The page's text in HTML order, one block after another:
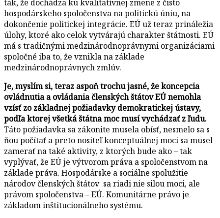
tak, že dochádza ku kvalitatívnej zmene z čisto
hospodárskeho spoločenstva na politickú úniu, na
dokončenie politickej integrácie. EÚ už teraz prináležia
úlohy, ktoré ako celok vytvárajú charakter štátnosti. EÚ
má s tradičnými medzinárodnoprávnymi organizáciami
spoločné iba to, že vznikla na základe
medzinárodnoprávnych zmlúv.
Je, myslím si, teraz aspoň trochu jasné, že koncepcia
ovládnutia a ovládania členských štátov EÚ nemohla
vzísť zo základnej požiadavky demokratickej ústavy,
podľa ktorej všetká štátna moc musí vychádzať z ľudu.
Táto požiadavka sa zákonite musela obísť, nesmelo sa s
ňou počítať a preto nositeľ konceptuálnej moci sa musel
zamerať na také aktivity, z ktorých bude ako – tak
vyplývať, že EÚ je výtvorom práva a spoločenstvom na
základe práva. Hospodárske a sociálne spolužitie
národov členských štátov sa riadi nie silou moci, ale
právom spoločenstva – EÚ. Komunitárne právo je
základom inštitucionálneho systému.